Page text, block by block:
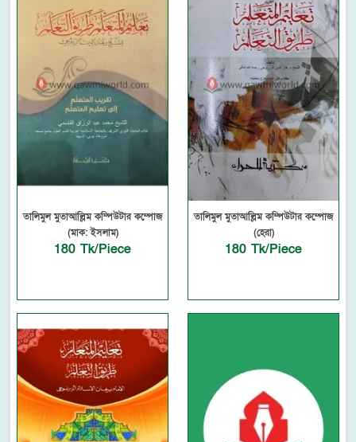
তালিমুল মুতাআল্লিম কম্পিউটার কম্পোজ
(মাক: ইসলাম)
180 Tk/Piece
তালিমুল মুতাআল্লিম কম্পিউটার কম্পোজ
(হেরা)
180 Tk/Piece